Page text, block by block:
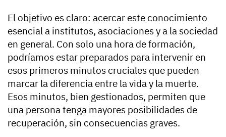
El objetivo es claro: acercar este conocimiento
esencial a institutos, asociaciones y a la sociedad
en general. Con solo una hora de formación,
podríamos estar preparados para intervenir en
esos primeros minutos cruciales que pueden
marcar la diferencia entre la vida y la muerte.
Esos minutos, bien gestionados, permiten que
una persona tenga mayores posibilidades de
recuperación, sin consecuencias graves.